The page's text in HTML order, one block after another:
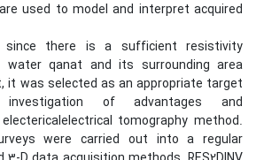
used to model and interpret acquired
since there is a sufficient resistivity
water qanat and its surrounding area
it was selected as an appropriate target
of advantages and
tomography method.
were carried out into a regular